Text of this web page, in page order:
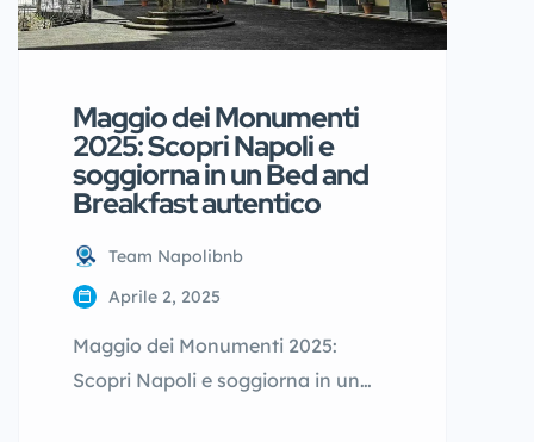
Maggio dei Monumenti
2025: Scopri Napoli e
soggiorna in un Bed and
Breakfast autentico
Team Napolibnb
Aprile 2, 2025
Maggio dei Monumenti 2025:
Scopri Napoli e soggiorna in un